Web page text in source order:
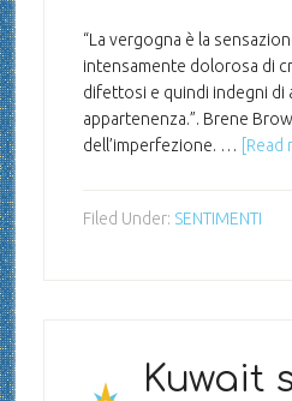
“La vergogna è la
intensamente dolorosa di
difettosi e quindi indegni di
appartenenza.”. Brene
dell’imperfezione. …
[Read
Filed Under: SENTIMENTI
Kuwait